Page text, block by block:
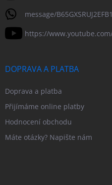
message/B65GXSRUJ2EFB1
https://
DOPRAVA A PLATBA
Doprava a platba
Přijímáme online platby
Hodnocení obchodu
Máte otázky? Napište nám